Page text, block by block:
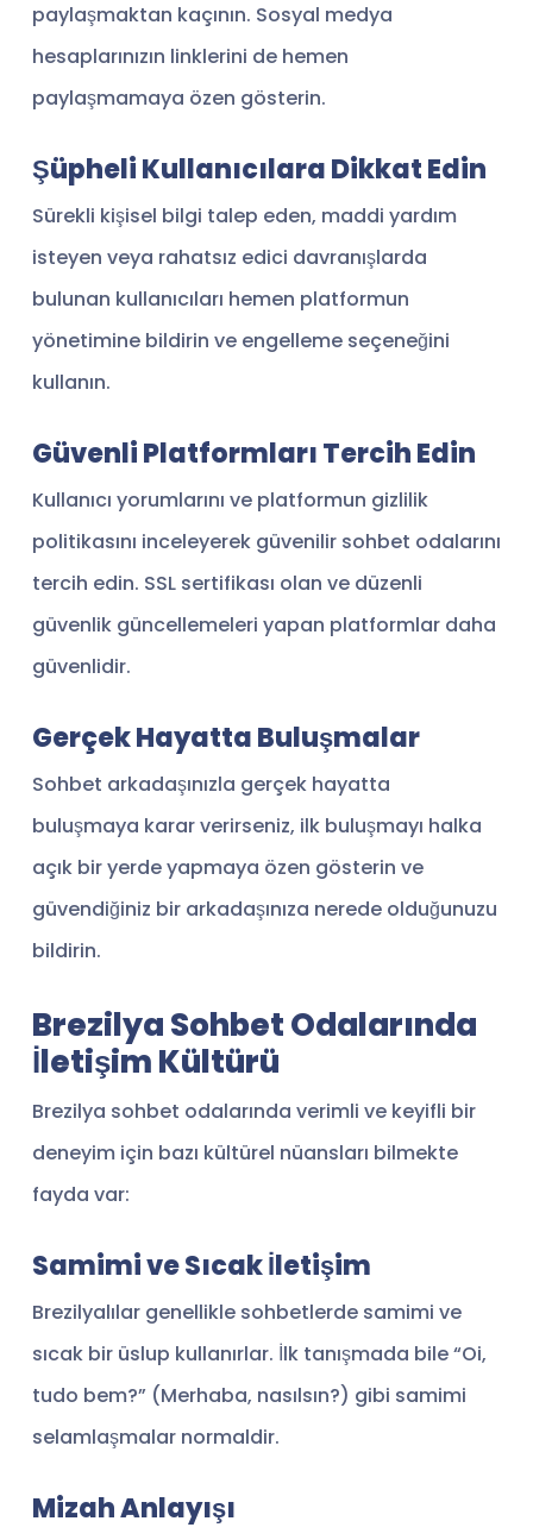
paylaşmaktan kaçının. Sosyal medya
hesaplarınızın linklerini de hemen
paylaşmamaya özen gösterin.
Şüpheli Kullanıcılara Dikkat Edin
Sürekli kişisel bilgi talep eden, maddi yardım
isteyen veya rahatsız edici davranışlarda
bulunan kullanıcıları hemen platformun
yönetimine bildirin ve engelleme seçeneğini
kullanın.
Güvenli Platformları Tercih Edin
Kullanıcı yorumlarını ve platformun gizlilik
politikasını inceleyerek güvenilir sohbet odalarını
tercih edin. SSL sertifikası olan ve düzenli
güvenlik güncellemeleri yapan platformlar daha
güvenlidir.
Gerçek Hayatta Buluşmalar
Sohbet arkadaşınızla gerçek hayatta
buluşmaya karar verirseniz, ilk buluşmayı halka
açık bir yerde yapmaya özen gösterin ve
güvendiğiniz bir arkadaşınıza nerede olduğunuzu
bildirin.
Brezilya Sohbet Odalarında
İletişim Kültürü
Brezilya sohbet odalarında verimli ve keyifli bir
deneyim için bazı kültürel nüansları bilmekte
fayda var:
Samimi ve Sıcak İletişim
Brezilyalılar genellikle sohbetlerde samimi ve
sıcak bir üslup kullanırlar. İlk tanışmada bile “Oi,
tudo bem?” (Merhaba, nasılsın?) gibi samimi
selamlaşmalar normaldir.
Mizah Anlayışı